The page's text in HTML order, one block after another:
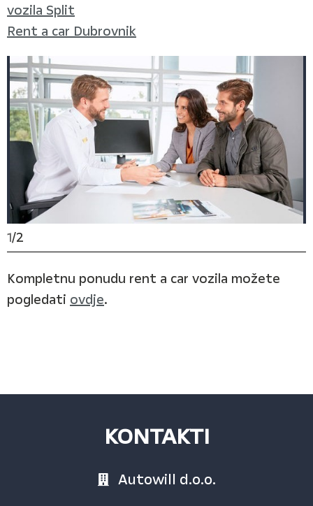
vozila Split
Rent a car Dubrovnik
1/2
Kompletnu ponudu rent a car vozila možete
pogledati ovdje.
KONTAKTI
Autowill d.o.o.